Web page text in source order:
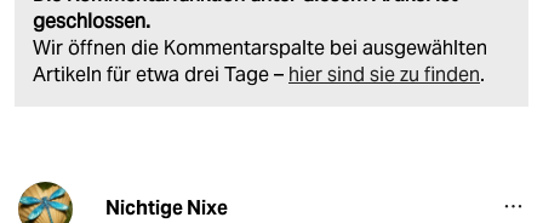
geschlossen.
Wir öffnen die Kommentarspalte bei ausgewählten
Artikeln für etwa drei Tage – hier sind sie zu finden.
Nichtige Nixe